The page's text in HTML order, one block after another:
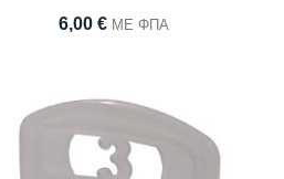
6,00 € ΜΕ ΦΠΑ